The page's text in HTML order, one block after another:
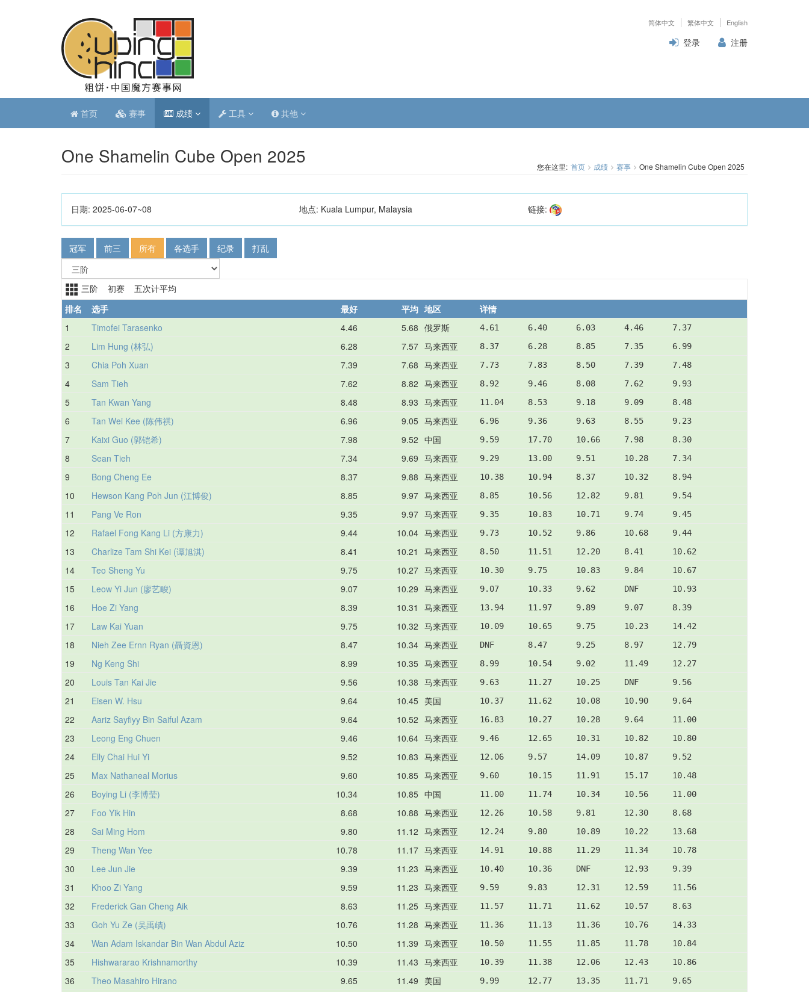
简体中文 繁体中文 English
登录 注册
首页 赛事 成绩 工具 其他
One Shamelin Cube Open 2025 您在这里: 首页 成绩 赛事 One Shamelin Cube Open 2025
日期: 2025-06-07~08 地点: Kuala Lumpur, Malaysia 链接:
冠军 前三 所有 各选手 纪录 打乱
三阶 初赛 五次计平均
排名
选手 最好 平均 地区
详情
1
Timofei Tarasenko 4.46 5.68 俄罗斯 4.61      6.40      6.03      4.46      7.37
2 Lim Hung (林弘) 6.28 7.57 马来西亚 8.37      6.28      8.85      7.35      6.99
3 Chia Poh Xuan 7.39 7.68 马来西亚 7.73      7.83      8.50      7.39      7.48
4 Sam Tieh 7.62 8.82 马来西亚 8.92      9.46      8.08      7.62      9.93
5 Tan Kwan Yang 8.48 8.93 马来西亚 11.04     8.53      9.18      9.09      8.48
6 Tan Wei Kee (陈伟祺) 6.96 9.05 马来西亚 6.96      9.36      9.63      8.55      9.23
7 Kaixi Guo (郭铠希) 7.98 9.52 中国 9.59      17.70     10.66     7.98      8.30
8 Sean Tieh 7.34 9.69 马来西亚 9.29      13.00     9.51      10.28     7.34
9 Bong Cheng Ee 8.37 9.88 马来西亚 10.38     10.94     8.37      10.32     8.94
10 Hewson Kang Poh Jun (江博俊) 8.85 9.97 马来西亚 8.85      10.56     12.82     9.81      9.54
11 Pang Ve Ron 9.35 9.97 马来西亚 9.35      10.83     10.71     9.74      9.45
12 Rafael Fong Kang Li (方康力) 9.44 10.04 马来西亚 9.73      10.52     9.86      10.68     9.44
13 Charlize Tam Shi Kei (谭旭淇) 8.41 10.21 马来西亚 8.50      11.51     12.20     8.41      10.62
14 Teo Sheng Yu 9.75 10.27 马来西亚 10.30     9.75      10.83     9.84      10.67
15 Leow Yi Jun (廖艺畯) 9.07 10.29 马来西亚 9.07      10.33     9.62      DNF       10.93
16 Hoe Zi Yang 8.39 10.31 马来西亚 13.94     11.97     9.89      9.07      8.39
17 Law Kai Yuan 9.75 10.32 马来西亚 10.09     10.65     9.75      10.23     14.42
18 Nieh Zee Ernn Ryan (聶資恩) 8.47 10.34 马来西亚 DNF       8.47      9.25      8.97      12.79
19 Ng Keng Shi 8.99 10.35 马来西亚 8.99      10.54     9.02      11.49     12.27
20 Louis Tan Kai Jie 9.56 10.38 马来西亚 9.63      11.27     10.25     DNF       9.56
21 Eisen W. Hsu 9.64 10.45 美国 10.37     11.62     10.08     10.90     9.64
22 Aariz Sayfiyy Bin Saiful Azam 9.64 10.52 马来西亚 16.83     10.27     10.28     9.64      11.00
23 Leong Eng Chuen 9.46 10.64 马来西亚 9.46      12.65     10.31     10.82     10.80
24 Elly Chai Hui Yi 9.52 10.83 马来西亚 12.06     9.57      14.09     10.87     9.52
25 Max Nathaneal Morius 9.60 10.85 马来西亚 9.60      10.15     11.91     15.17     10.48
26 Boying Li (李博莹) 10.34 10.85 中国 11.00     11.74     10.34     10.56     11.00
27 Foo Yik Hin 8.68 10.88 马来西亚 12.26     10.58     9.81      12.30     8.68
28 Sai Ming Hom 9.80 11.12 马来西亚 12.24     9.80      10.89     10.22     13.68
29 Theng Wan Yee 10.78 11.17 马来西亚 14.91     10.88     11.29     11.34     10.78
30 Lee Jun Jie 9.39 11.23 马来西亚 10.40     10.36     DNF       12.93     9.39
31 Khoo Zi Yang 9.59 11.23 马来西亚 9.59      9.83      12.31     12.59     11.56
32 Frederick Gan Cheng Aik 8.63 11.25 马来西亚 11.57     11.71     11.62     10.57     8.63
33 Goh Yu Ze (吴禹歵) 10.76 11.28 马来西亚 11.36     11.13     11.36     10.76     14.33
34 Wan Adam Iskandar Bin Wan Abdul Aziz 10.50 11.39 马来西亚 10.50     11.55     11.85     11.78     10.84
35 Hishwararao Krishnamorthy 10.39 11.43 马来西亚 10.39     11.38     12.06     12.43     10.86
36 Theo Masahiro Hirano 9.65 11.49 美国 9.99      12.77     13.35     11.71     9.65